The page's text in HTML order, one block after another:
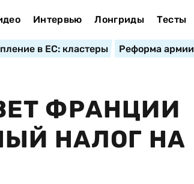
Интервью Лонгриды Тесты
в ЕС: кластеры Реформа армии
ФРАНЦИИ
НАЛОГ НА